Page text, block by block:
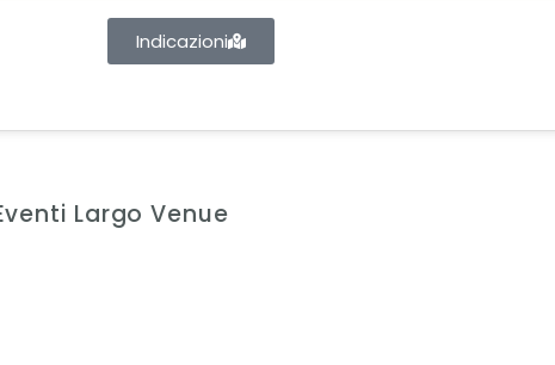
Indicazioni
Largo Venue